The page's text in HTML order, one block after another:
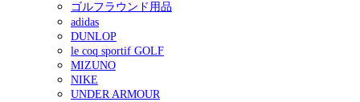
ゴルフラウンド用品
adidas
DUNLOP
le coq sportif GOLF
MIZUNO
NIKE
UNDER ARMOUR